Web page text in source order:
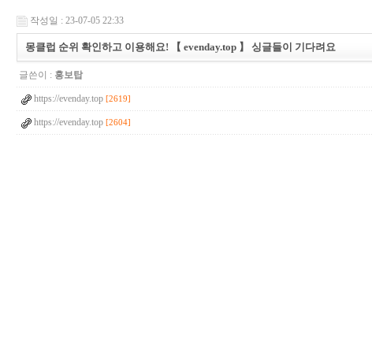
작성일 : 23-07-05 22:33
몽­클­럽 순위 확인하고 이용해요! 【 evenday.top 】 싱글들이 기다려요
글쓴이 : 홍보탑
https://evenday.top [2619]
https://evenday.top [2604]